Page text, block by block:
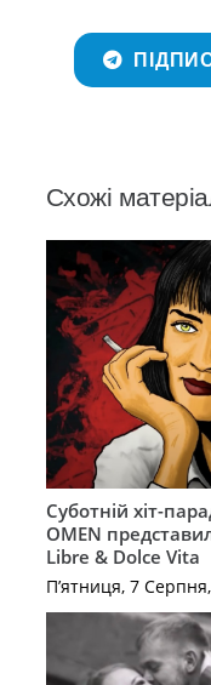
Схожі
Суботній хіт-
OMEN
Libre & Dolce Vita
П’ятниця, 7